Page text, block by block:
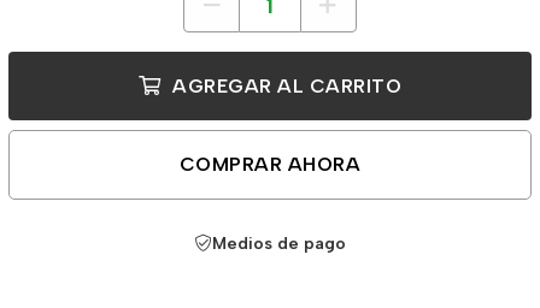
AGREGAR AL CARRITO
COMPRAR AHORA
Medios de pago